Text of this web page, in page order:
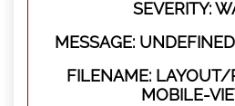
SEVERITY:
MESSAGE:
FILENAME: LAYOUT/
MOBILE-